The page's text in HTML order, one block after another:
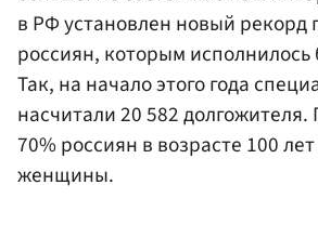
в РФ установлен новый рекорд
россиян, которым исполнилось
Так, на начало этого года
насчитали 20 582 долгожителя.
70% россиян в возрасте 100
женщины.